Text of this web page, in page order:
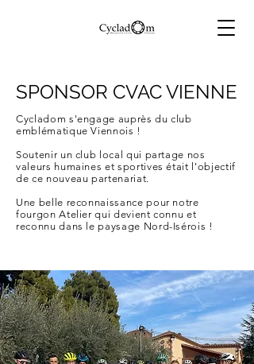
SPONSOR CVAC VIENNE
Cycladom s'engage auprès du club
emblématique Viennois !
Soutenir un club local qui partage nos
valeurs humaines et sportives était l'objectif
de ce nouveau partenariat.
Une belle reconnaissance pour notre
fourgon Atelier qui devient connu et
reconnu dans le paysage Nord-Isérois !